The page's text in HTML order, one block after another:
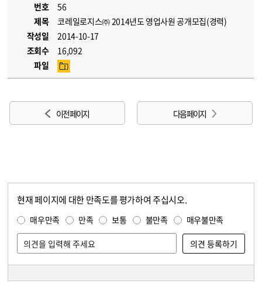
번호
56
제목
코레일로지스㈜ 2014년도 영업사원 공개모집(경력)
작성일
2014-10-17
조회수
16,092
파일
이전 페이지 다음 페이지
현재 페이지에 대한 만족도를 평가하여 주십시오.
매우만족 만족 보통 불만족 매우불만족